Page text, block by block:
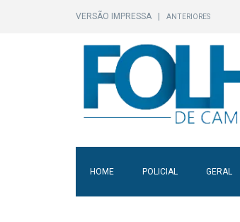
VERSÃO IMPRESSA ANTERIORES
HOME POLICIAL GERAL